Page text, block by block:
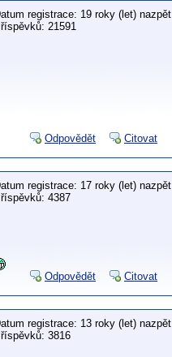
registrace: 19 roky (let) nazpět
21591
Odpovědět Citovat
registrace: 17 roky (let) nazpět
4387
Odpovědět Citovat
registrace: 13 roky (let) nazpět
3816